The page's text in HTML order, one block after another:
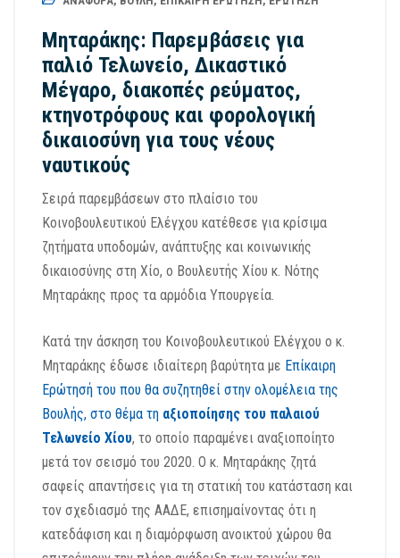
Μηταράκης: Παρεμβάσεις για
παλιό Τελωνείο, Δικαστικό
Μέγαρο, διακοπές ρεύματος,
κτηνοτρόφους και φορολογική
δικαιοσύνη για τους νέους
ναυτικούς
Σειρά παρεμβάσεων στο πλαίσιο του
Κοινοβουλευτικού Ελέγχου κατέθεσε για κρίσιμα
ζητήματα υποδομών, ανάπτυξης και κοινωνικής
δικαιοσύνης στη Χίο, ο Βουλευτής Χίου κ. Νότης
Μηταράκης προς τα αρμόδια Υπουργεία.
Κατά την άσκηση του Κοινοβουλευτικού Ελέγχου ο κ.
Μηταράκης έδωσε ιδιαίτερη βαρύτητα με Επίκαιρη
Ερώτησή του που θα συζητηθεί στην ολομέλεια της
Βουλής, στο θέμα τη αξιοποίησης του παλαιού
Τελωνείο Χίου, το οποίο παραμένει αναξιοποίητο
μετά τον σεισμό του 2020. Ο κ. Μηταράκης ζητά
σαφείς απαντήσεις για τη στατική του κατάσταση και
τον σχεδιασμό της ΑΑΔΕ, επισημαίνοντας ότι η
κατεδάφιση και η διαμόρφωση ανοικτού χώρου θα